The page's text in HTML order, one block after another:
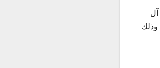
وذلك